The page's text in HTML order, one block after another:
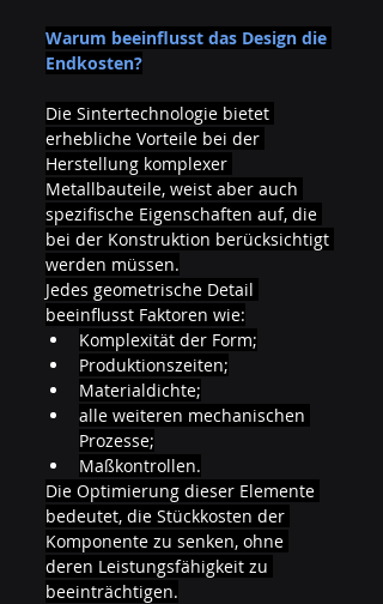
Warum beeinflusst das Design die
Endkosten?
Die Sintertechnologie bietet
erhebliche Vorteile bei der
Herstellung komplexer
Metallbauteile, weist aber auch
spezifische Eigenschaften auf, die
bei der Konstruktion berücksichtigt
werden müssen.
Jedes geometrische Detail
beeinflusst Faktoren wie:
Komplexität der Form;
Produktionszeiten;
Materialdichte;
alle weiteren mechanischen
Prozesse;
Maßkontrollen.
Die Optimierung dieser Elemente
bedeutet, die Stückkosten der
Komponente zu senken, ohne
deren Leistungsfähigkeit zu
beeinträchtigen.